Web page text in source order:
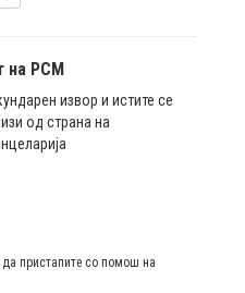
на РСМ
извор и истите се
од страна на
да пристапите со помош на